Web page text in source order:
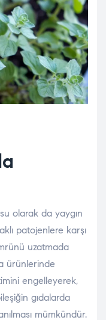
olarak da yaygın
patojenlere karşı
uzatmada
ürünlerinde
engelleyerek,
gıdalarda
mümkündür.